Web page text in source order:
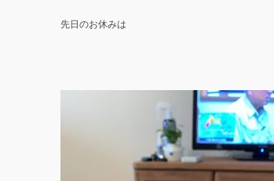
先日のお休みは